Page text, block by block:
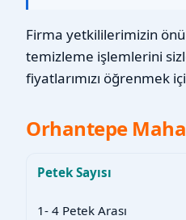
Firma yetkililerimizin
temizleme işlemlerini
fiyatlarımızı öğrenmek
Orhantepe
Petek Sayısı
1- 4 Petek Arası